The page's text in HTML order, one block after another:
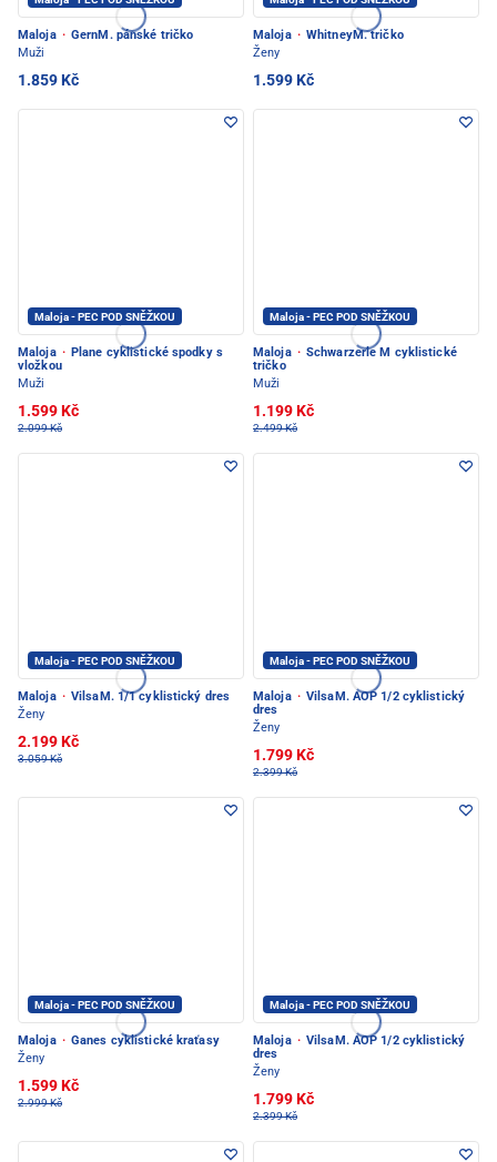
Maloja · GernM. pánské tričko
Muži
1.859 Kč
Maloja · WhitneyM. tričko
Ženy
1.599 Kč
Maloja - PEC POD SNĚŽKOU
Maloja · Plane cyklistické spodky s
vložkou
Muži
1.599 Kč
2.099 Kč
Maloja - PEC POD SNĚŽKOU
Maloja · Schwarzerle M cyklistické
tričko
Muži
1.199 Kč
2.499 Kč
Maloja - PEC POD SNĚŽKOU
Maloja · VilsaM. 1/1 cyklistický dres
Ženy
2.199 Kč
3.059 Kč
Maloja - PEC POD SNĚŽKOU
Maloja · VilsaM. AOP 1/2 cyklistický
dres
Ženy
1.799 Kč
2.399 Kč
Maloja - PEC POD SNĚŽKOU
Maloja · Ganes cyklistické kraťasy
Ženy
1.599 Kč
2.999 Kč
Maloja - PEC POD SNĚŽKOU
Maloja · VilsaM. AOP 1/2 cyklistický
dres
Ženy
1.799 Kč
2.399 Kč